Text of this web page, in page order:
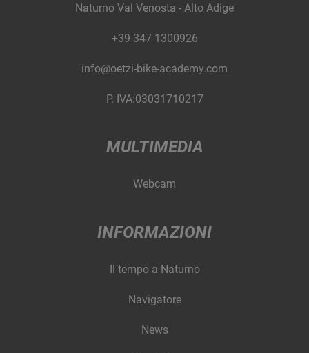
Naturno Val Venosta - Alto Adige
+39 347 1300926
info@oetzi-bike-academy.com
P. IVA:03031710217
MULTIMEDIA
Webcam
INFORMAZIONI
Il tempo a Naturno
Navigatore
News